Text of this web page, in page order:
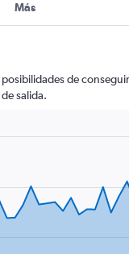
Más
de
salida.